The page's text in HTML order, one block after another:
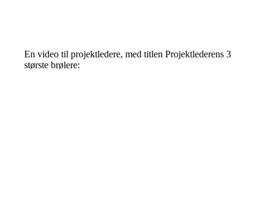
En video til projektledere, med titlen Projektlederens 3
største brølere: